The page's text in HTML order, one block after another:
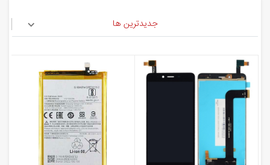
جدیدترین ها